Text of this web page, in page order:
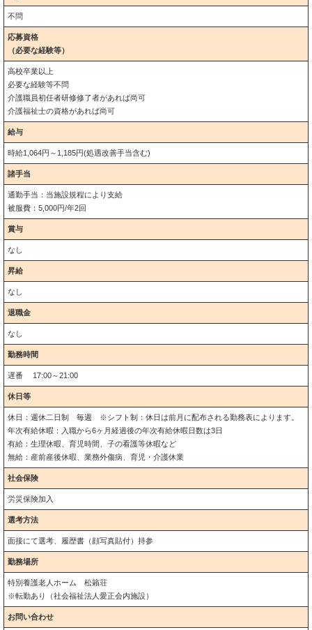
不問
応募資格
（必要な経験等）
高校卒業以上
必要な経験等不問
介護職員初任者研修修了者があれば尚可
介護福祉士の資格があれば尚可
給与
時給1,064円～1,185円(処遇改善手当含む)
諸手当
通勤手当：当施設規程により支給
被服費：5,000円/年2回
賞与
なし
昇給
なし
退職金
なし
勤務時間
遅番 17:00～21:00
休日等
休日：週休二日制 毎週 ※シフト制：休日は前月に配布される勤務表によります。
年次有給休暇：入職から6ヶ月経過後の年次有給休暇日数は3日
有給：生理休暇、育児時間、子の看護等休暇など
無給：産前産後休暇、業務外傷病、育児・介護休業
社会保険
労災保険加入
選考方法
面接にて選考、履歴書（顔写真貼付）持参
勤務場所
特別養護老人ホーム 松籟荘
※転勤あり（社会福祉法人愛正会内施設）
お問い合わせ